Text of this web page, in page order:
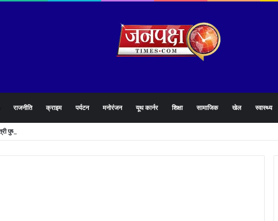
राजनीति क्राइम पर्यटन मनोरंजन यूथ कार्नर शिक्षा सामाजिक खेल स्वास्थ्य
पुष्कर सिंह धामी ने 1905 हेल्पलाइन की समीक्षा के दौरान लापरवाह अधिकारियों को लगाई फटकार